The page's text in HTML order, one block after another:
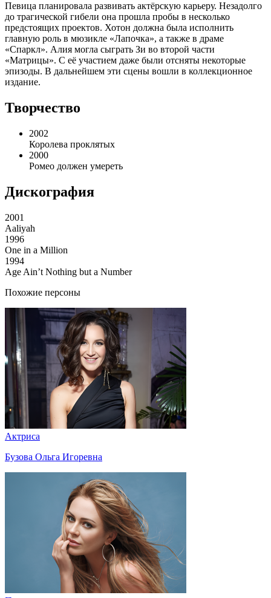
Певица планировала развивать актёрскую карьеру. Незадолго
до трагической гибели она прошла пробы в несколько
предстоящих проектов. Хотон должна была исполнить
главную роль в мюзикле «Лапочка», а также в драме
«Спаркл». Алия могла сыграть Зи во второй части
«Матрицы». С её участием даже были отсняты некоторые
эпизоды. В дальнейшем эти сцены вошли в коллекционное
издание.
Творчество
2002
Королева проклятых
2000
Ромео должен умереть
Дискография
2001
Aaliyah
1996
One in a Million
1994
Age Ain’t Nothing but a Number
Похожие персоны
Актриса
Бузова Ольга Игоревна